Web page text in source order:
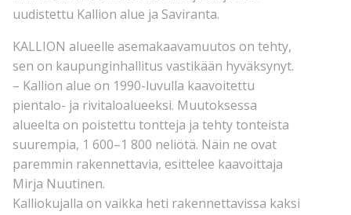
uudistettu Kallion alue ja Saviranta.
KALLION alueelle asemakaavamuutos on tehty,
sen on kaupunginhallitus vastikään hyväksynyt.
– Kallion alue on 1990-luvulla kaavoitettu
pientalo- ja rivitaloalueeksi. Muutoksessa
alueelta on poistettu tontteja ja tehty tonteista
suurempia, 1 600–1 800 neliötä. Näin ne ovat
paremmin rakennettavia, esittelee kaavoittaja
Mirja Nuutinen.
Kalliokujalla on vaikka heti rakennettavissa kaksi